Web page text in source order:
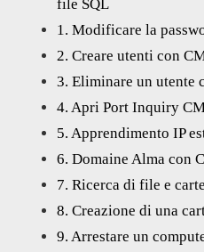
file SQL
1. Modificare la
2. Creare utenti con
3. Eliminare un utente
4. Apri Port Inquiry
5. Apprendimento IP
6. Domaine Alma con
7. Ricerca di file e
8. Creazione di una
9. Arrestare un